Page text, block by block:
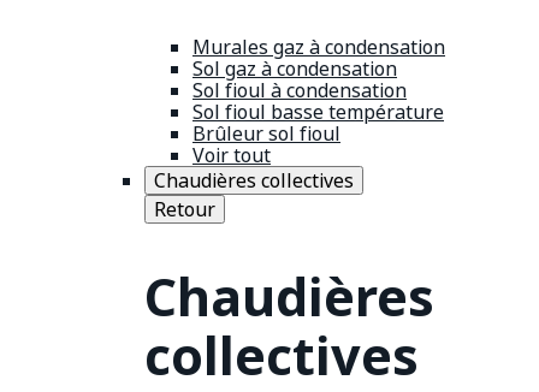
Murales gaz à condensation
Sol gaz à condensation
Sol fioul à condensation
Sol fioul basse température
Brûleur sol fioul
Voir tout
Chaudières collectives
Retour
Chaudières
collectives